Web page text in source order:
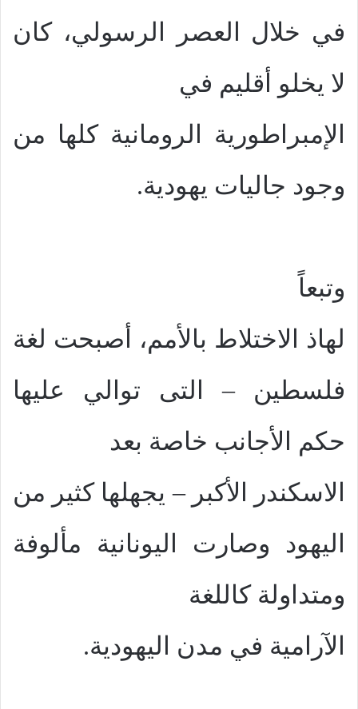
في خلال العصر الرسولي، كان
لا يخلو أقليم في
الإمبراطورية الرومانية كلها من
وجود جاليات يهودية.
وتبعاً
لهاذ الاختلاط بالأمم، أصبحت لغة
فلسطين – التى توالي عليها
حكم الأجانب خاصة بعد
الاسكندر الأكبر – يجهلها كثير من
اليهود وصارت اليونانية مألوفة
ومتداولة كاللغة
الآرامية في مدن اليهودية.